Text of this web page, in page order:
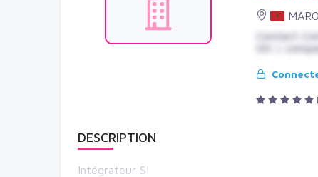
Contact
00 |
DESCRIPTION
Intégrateur SI